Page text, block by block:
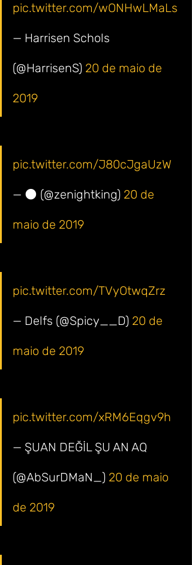
pic.twitter.com/wONHwLMaLs
— Harrisen Schols
(@HarrisenS) 20 de maio de
2019
pic.twitter.com/J80cJgaUzW
— 🌑 (@zenightking) 20 de
maio de 2019
pic.twitter.com/TVyOtwqZrz
— Delfs (@Spicy__D) 20 de
maio de 2019
pic.twitter.com/xRM6Eqgv9h
— ŞUAN DEĞİL ŞU AN AQ
(@AbSurDMaN_) 20 de maio
de 2019